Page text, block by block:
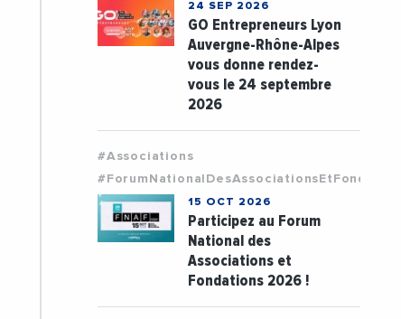
24 SEP 2026
GO Entrepreneurs Lyon
Auvergne-Rhône-Alpes
vous donne rendez-
vous le 24 septembre
2026
#Associations
15 OCT 2026
Participez au Forum
National des
Associations et
Fondations 2026 !